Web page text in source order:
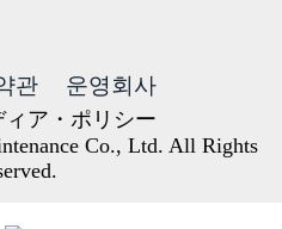
관 운영회사
ア・ポリシー
Co., Ltd. All Rights